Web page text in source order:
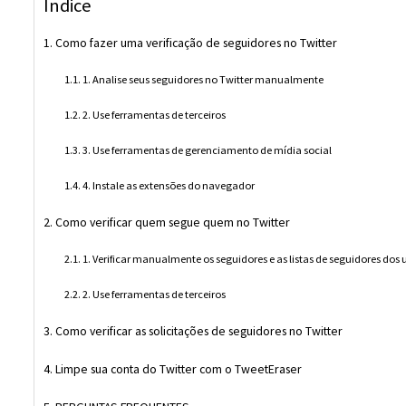
Índice
Como fazer uma verificação de seguidores no Twitter
1. Analise seus seguidores no Twitter manualmente
2. Use ferramentas de terceiros
3. Use ferramentas de gerenciamento de mídia social
4. Instale as extensões do navegador
Como verificar quem segue quem no Twitter
1. Verificar manualmente os seguidores e as listas de seguidores dos
2. Use ferramentas de terceiros
Como verificar as solicitações de seguidores no Twitter
Limpe sua conta do Twitter com o TweetEraser